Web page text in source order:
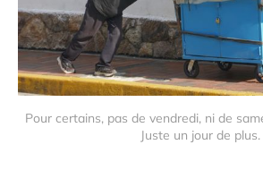
Pour certains, pas de vendredi, ni de
Juste un jour de plus.